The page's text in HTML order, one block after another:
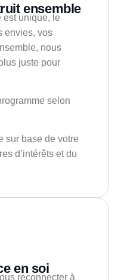
ensemble
est unique, le
envies, vos
nous
juste pour
selon
sur base de votre
d’intérêts et du
en soi
reconnecter à